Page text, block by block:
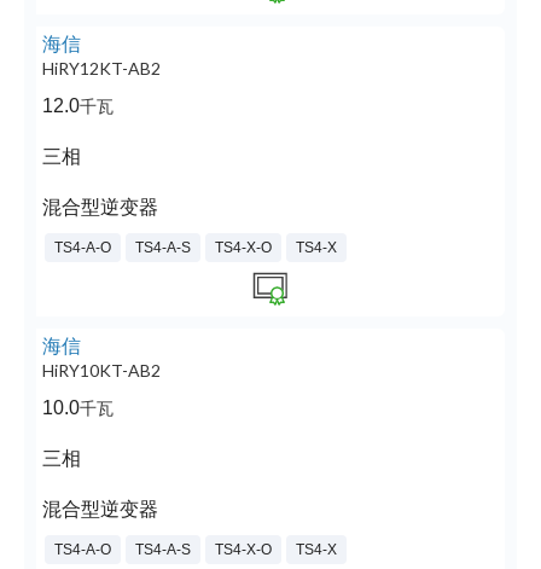
海信
HiRY12KT-AB2
12.0千瓦
三相
混合型逆变器
TS4-A-O TS4-A-S TS4-X-O TS4-X
海信
HiRY10KT-AB2
10.0千瓦
三相
混合型逆变器
TS4-A-O TS4-A-S TS4-X-O TS4-X